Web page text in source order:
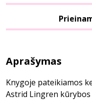
Aprašymas
Knygoje pateikiamos
Astrid Lingren